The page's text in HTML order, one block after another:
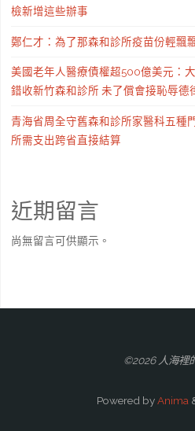
檢新增這些辦事
鄭仁才：為了那森和診所疫苗份輕飄
美國老年人醫療債權超500億美元：
錯收新竹森和診所 未了償會接恥辱德
青海省周全守舊森和診所家醫科五種
所需支出跨省直接結算
近期留言
尚無留言可供顯示。
©2026 人海裡
Powered byAnima